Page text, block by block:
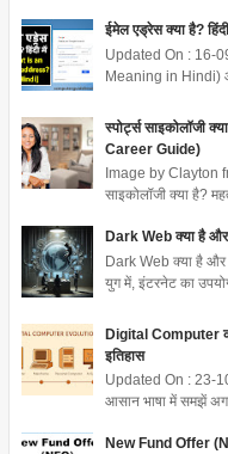
ईमेल एड्रेस क्या है?
Updated On : 16-
Meaning in Hindi)
स्पोर्ट्स साइकोलॉजी
Career Guide)
Image by Clayton
साइकोलॉजी क्या है?
Dark Web क्या है और
Dark Web क्या है
युग में, इंटरनेट का
Digital Computer
इतिहास
Updated On : 23-
आसान भाषा में समझें
New Fund Offer